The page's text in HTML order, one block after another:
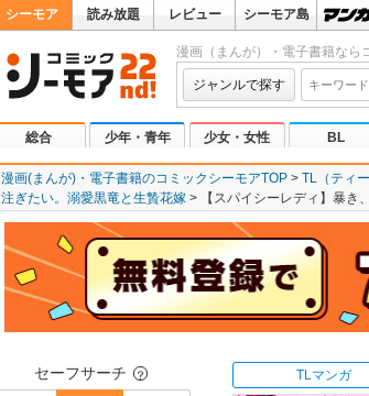
シーモア 読み放題 レビュー シーモア島
漫画（まんが）・電子書籍なら
ジャンルで探す
総合 少年・青年 少女・女性 BL
漫画(まんが)・電子書籍のコミックシーモアTOP TL（ティ
注ぎたい。溺愛黒竜と生贄花嫁
【スパイシーレディ】暴
セーフサーチ ？ TLマンガ